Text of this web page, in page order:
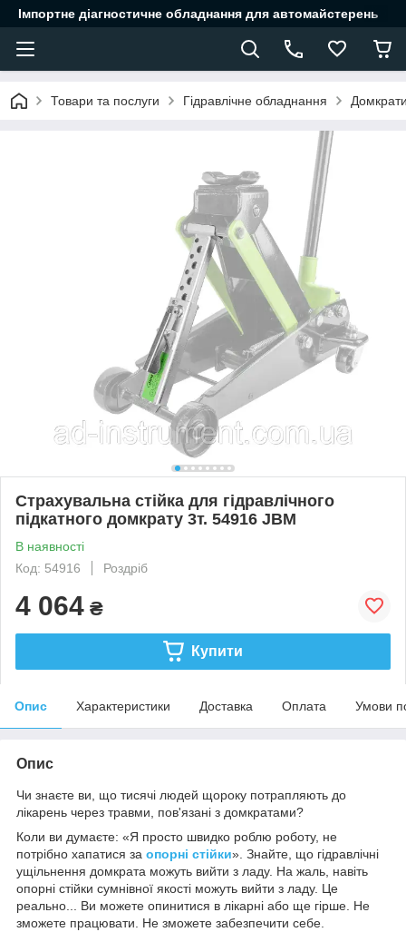
Імпортне діагностичне обладнання для автомайстерень
Товари та послуги Гідравлічне обладнання
Страхувальна стійка для гідравлічного
підкатного домкрату 3т. 54916 JBM
В наявності
Код: 54916
Роздріб
4 064 ₴
Купити
Опис Характеристики Доставка Оплата Умови
Опис
Чи знаєте ви, що тисячі людей щороку потрапляють до
лікарень через травми, пов'язані з домкратами?
Коли ви думаєте: «Я просто швидко роблю роботу, не
потрібно хапатися за опорні стійки». Знайте, що гідравлічні
ущільнення домкрата можуть вийти з ладу. На жаль, навіть
опорні стійки сумнівної якості можуть вийти з ладу. Це
реально... Ви можете опинитися в лікарні або ще гірше. Не
зможете працювати. Не зможете забезпечити себе.